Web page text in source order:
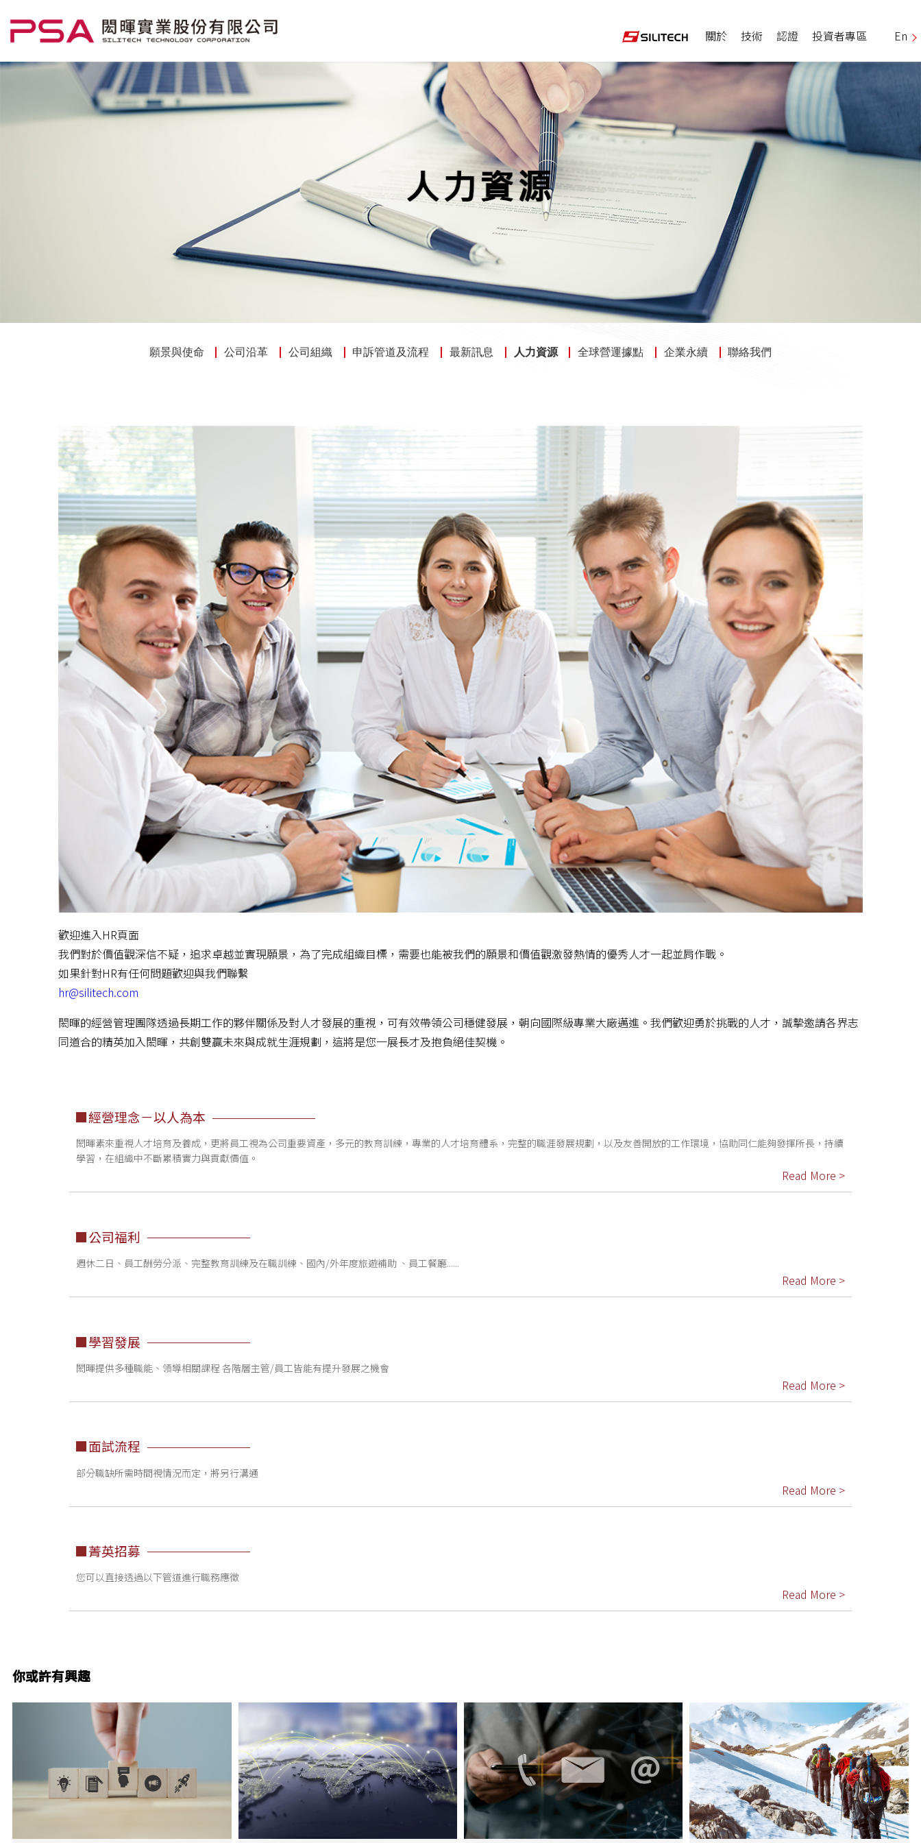
關於 技術 認證 投資者專區 En
願景與使命 公司沿革 公司組織 申訴管道及流程 最新訊息 人力資源 全球營運據點 企業永續 聯絡我們
歡迎進入HR頁面
我們對於價值觀深信不疑，追求卓越並實現願景，為了完成組織目標，需要也能被我們的願景和價值觀激發熱情的優秀人才一起並肩作戰。
如果針對HR有任何問題歡迎與我們聯繫
hr@silitech.com
閎暉的經營管理團隊透過長期工作的夥伴關係及對人才發展的重視，可有效帶領公司穩健發展，朝向國際級專業大廠邁進。我們歡迎勇於挑戰的人才，誠摯邀請各界志
同道合的精英加入閎暉，共創雙贏未來與成就生涯規劃，這將是您一展長才及抱負絕佳契機。
經營理念－以人為本
閎暉素來重視人才培育及養成，更將員工視為公司重要資產，多元的教育訓練，專業的人才培育體系，完整的職涯發展規劃，以及友善開放的工作環境，協助同仁能夠發揮所長，持續
學習，在組織中不斷累積實力與貢獻價值。
Read More >
公司福利
週休二日、員工酬勞分派、完整教育訓練及在職訓練、國內/外年度旅遊補助 、員工餐廳......
Read More >
學習發展
閎暉提供多種職能、領導相關課程 各階層主管/員工皆能有提升發展之機會
Read More >
面試流程
部分職缺所需時間視情況而定，將另行溝通
Read More >
菁英招募
您可以直接透過以下管道進行職務應徵
Read More >
你或許有興趣